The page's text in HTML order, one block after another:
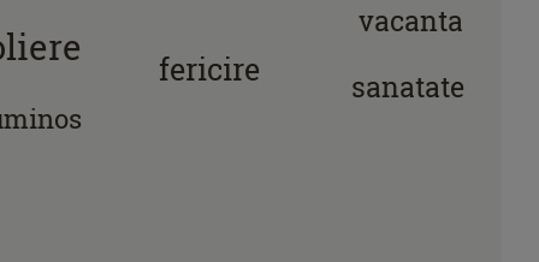
fericire sanatate
vacanta